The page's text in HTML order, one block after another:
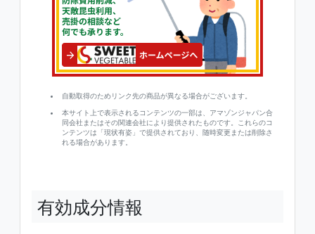
自動取得のためリンク先の商品が異なる場合がございます。
本サイト上で表示されるコンテンツの一部は、アマゾンジャパン合
同会社またはその関連会社により提供されたものです。これらのコ
ンテンツは「現状有姿」で提供されており、随時変更または削除さ
れる場合があります。
有効成分情報